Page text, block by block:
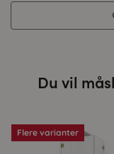
Du vil
Flere varianter